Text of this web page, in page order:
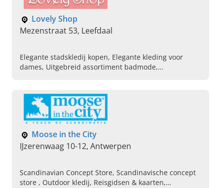
Lovely Shop
Mezenstraat 53, Leefdaal
Elegante stadskledij kopen, Elegante kleding voor
dames, Uitgebreid assortiment badmode,
Moose in the City
IJzerenwaag 10-12, Antwerpen
Scandinavian Concept Store, Scandinavische concept
store , Outdoor kledij, Reisgidsen & kaarten,